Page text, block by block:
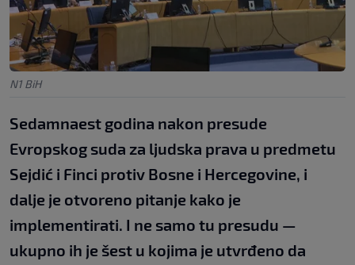
N1 BiH
Sedamnaest godina nakon presude
Evropskog suda za ljudska prava u predmetu
Sejdić i Finci protiv Bosne i Hercegovine, i
dalje je otvoreno pitanje kako je
implementirati. I ne samo tu presudu —
ukupno ih je šest u kojima je utvrđeno da